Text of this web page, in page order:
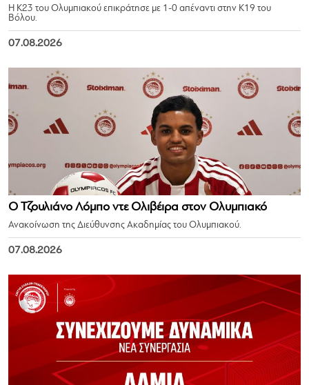
Η Κ23 του Ολυμπιακού επικράτησε με 1-0 απέναντι στην Κ19 του
Βόλου.
07.08.2026
Ο Τζουλιάνο Λόμπο ντε Ολιβέιρα στον Ολυμπιακό
Ανακοίνωση της Διεύθυνσης Ακαδημίας του Ολυμπιακού.
07.08.2026